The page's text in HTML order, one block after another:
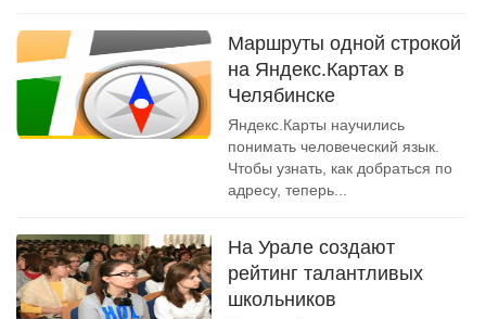
Маршруты одной строкой
на Яндекс.Картах в
Челябинске
Яндекс.Карты научились
понимать человеческий язык.
Чтобы узнать, как добраться по
адресу, теперь...
На Урале создают
рейтинг талантливых
школьников